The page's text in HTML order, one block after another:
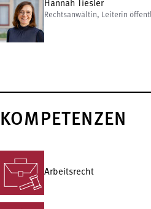
Hannah Tiesler
Rechtsanwältin, Leiterin
KOMPETENZEN
Arbeitsrecht